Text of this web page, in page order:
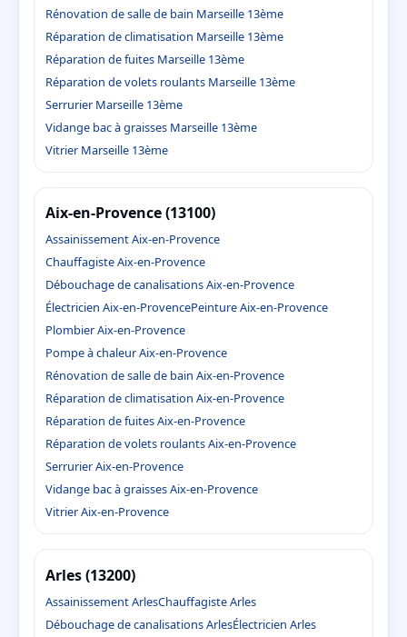
Rénovation de salle de bain Marseille 13ème
Réparation de climatisation Marseille 13ème
Réparation de fuites Marseille 13ème
Réparation de volets roulants Marseille 13ème
Serrurier Marseille 13ème
Vidange bac à graisses Marseille 13ème
Vitrier Marseille 13ème
Aix-en-Provence (13100)
Assainissement Aix-en-Provence
Chauffagiste Aix-en-Provence
Débouchage de canalisations Aix-en-Provence
Électricien Aix-en-ProvencePeinture Aix-en-Provence
Plombier Aix-en-Provence
Pompe à chaleur Aix-en-Provence
Rénovation de salle de bain Aix-en-Provence
Réparation de climatisation Aix-en-Provence
Réparation de fuites Aix-en-Provence
Réparation de volets roulants Aix-en-Provence
Serrurier Aix-en-Provence
Vidange bac à graisses Aix-en-Provence
Vitrier Aix-en-Provence
Arles (13200)
Assainissement ArlesChauffagiste Arles
Débouchage de canalisations ArlesÉlectricien Arles